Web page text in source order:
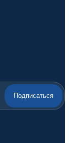
Подписаться